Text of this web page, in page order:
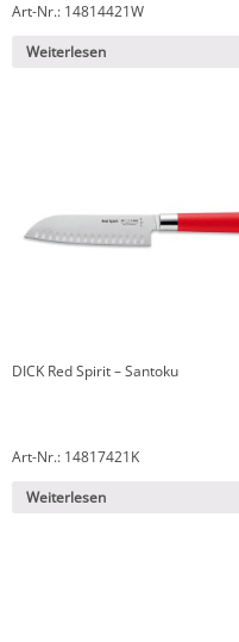
Art-Nr.: 14814421W
Weiterlesen
DICK Red Spirit – Santoku
Art-Nr.: 14817421K
Weiterlesen